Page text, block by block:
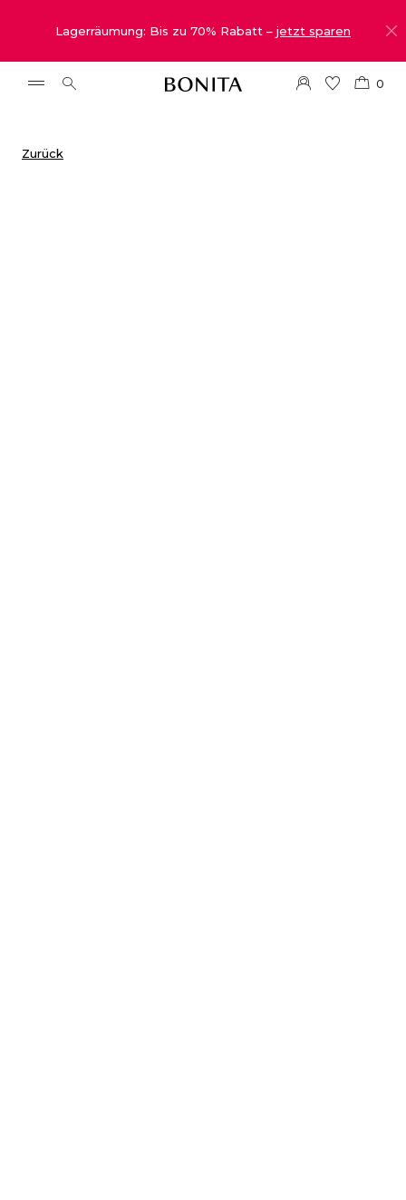
Lagerräumung: Bis zu 70% Rabatt – jetzt sparen
0
Zurück